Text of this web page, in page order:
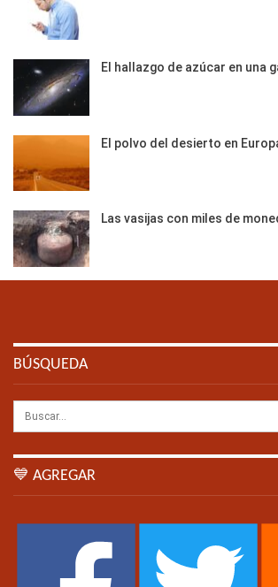
El hallazgo de azúcar en una
El polvo del desierto en
Las vasijas con miles de
BÚSQUEDA
💙 AGREGAR